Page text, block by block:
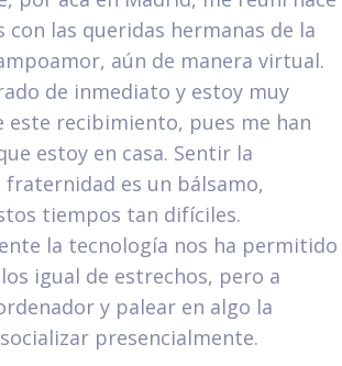
con las queridas hermanas de la
aún de manera virtual.
de inmediato y estoy muy
este recibimiento, pues me han
estoy en casa. Sentir la
fraternidad es un bálsamo,
tiempos tan difíciles.
la tecnología nos ha permitido
igual de estrechos, pero a
y palear en algo la
presencialmente.